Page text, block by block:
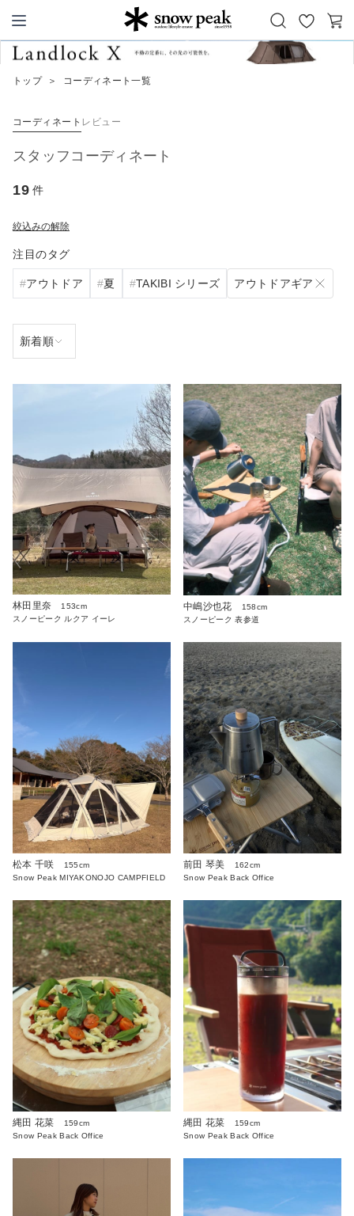
Snow Peak
お
気
カ
トップ ＞ コーディネート一覧
コーディネート レビュー
スタッフコーディネート
19 件
絞込みの解除
注目のタグ
アウトドア 夏 TAKIBI シリーズ アウトドアギア
林田里奈
153cm
スノーピーク ルクア イーレ
中嶋沙也花
158cm
スノーピーク 表参道
松本 千咲
155cm
Snow Peak MIYAKONOJO CAMPFIELD
前田 琴美
162cm
Snow Peak Back Office
縄田 花菜
159cm
Snow Peak Back Office
縄田 花菜
159cm
Snow Peak Back Office